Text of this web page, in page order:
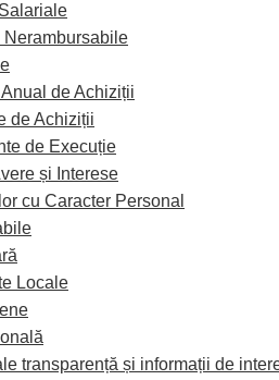
Nerambursabile
de Achiziții
de Achiziții
de Execuție
și Interese
cu Caracter Personal
Locale
transparență și informații de